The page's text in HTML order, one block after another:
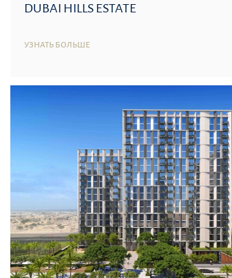
DUBAI HILLS ESTATE
УЗНАТЬ БОЛЬШЕ